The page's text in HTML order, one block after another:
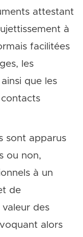
attestant
à
facilitées
les
que les
sont apparus
ou non,
à un
de
des
alors